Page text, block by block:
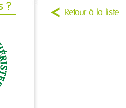
?
Retour à la liste